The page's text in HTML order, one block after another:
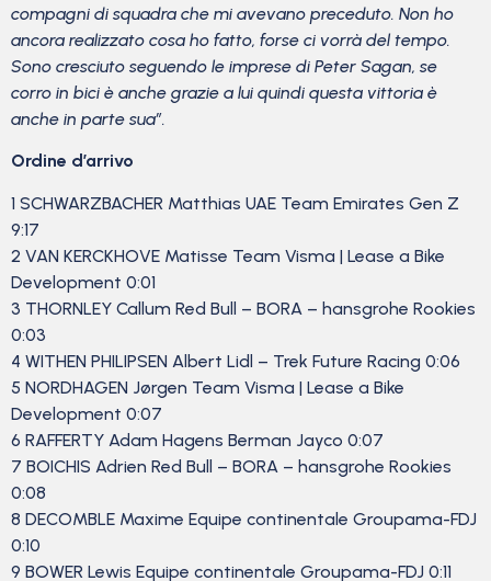
compagni di squadra che mi avevano preceduto. Non ho
ancora realizzato cosa ho fatto, forse ci vorrà del tempo.
Sono cresciuto seguendo le imprese di Peter Sagan, se
corro in bici è anche grazie a lui quindi questa vittoria è
anche in parte sua”.
Ordine d’arrivo
1 SCHWARZBACHER Matthias UAE Team Emirates Gen Z
9:17
2 VAN KERCKHOVE Matisse Team Visma | Lease a Bike
Development 0:01
3 THORNLEY Callum Red Bull – BORA – hansgrohe Rookies
0:03
4 WITHEN PHILIPSEN Albert Lidl – Trek Future Racing 0:06
5 NORDHAGEN Jørgen Team Visma | Lease a Bike
Development 0:07
6 RAFFERTY Adam Hagens Berman Jayco 0:07
7 BOICHIS Adrien Red Bull – BORA – hansgrohe Rookies
0:08
8 DECOMBLE Maxime Equipe continentale Groupama-FDJ
0:10
9 BOWER Lewis Equipe continentale Groupama-FDJ 0:11